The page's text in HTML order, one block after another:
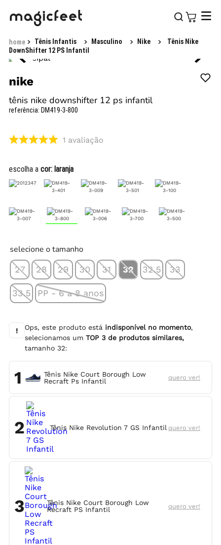
Tênis Infantis Masculino Nike
Tênis Nike
DownShifter 12 PS Infantil
nike
tênis nike downshifter 12 ps infantil
referência: DM419-3-800
1 avaliação
escolha a cor: laranja
selecione o tamanho
27 28 29 30 31 32 32.5 33
33.5 PP - 6 a 8 anos
! Ops, este produto está indisponível no momento,
selecionamos umTOP3 de produtos similares,
tamanho32:
1
Tênis Nike Court Borough Low
Recraft Ps Infantil
quero ver!
2 Tênis Nike Revolution 7 GS Infantil quero ver!
3
Tênis Nike Court Borough Low
Recraft PS Infantil
quero ver!